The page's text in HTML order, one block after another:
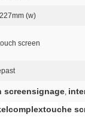
(w)
screen
screensignage,